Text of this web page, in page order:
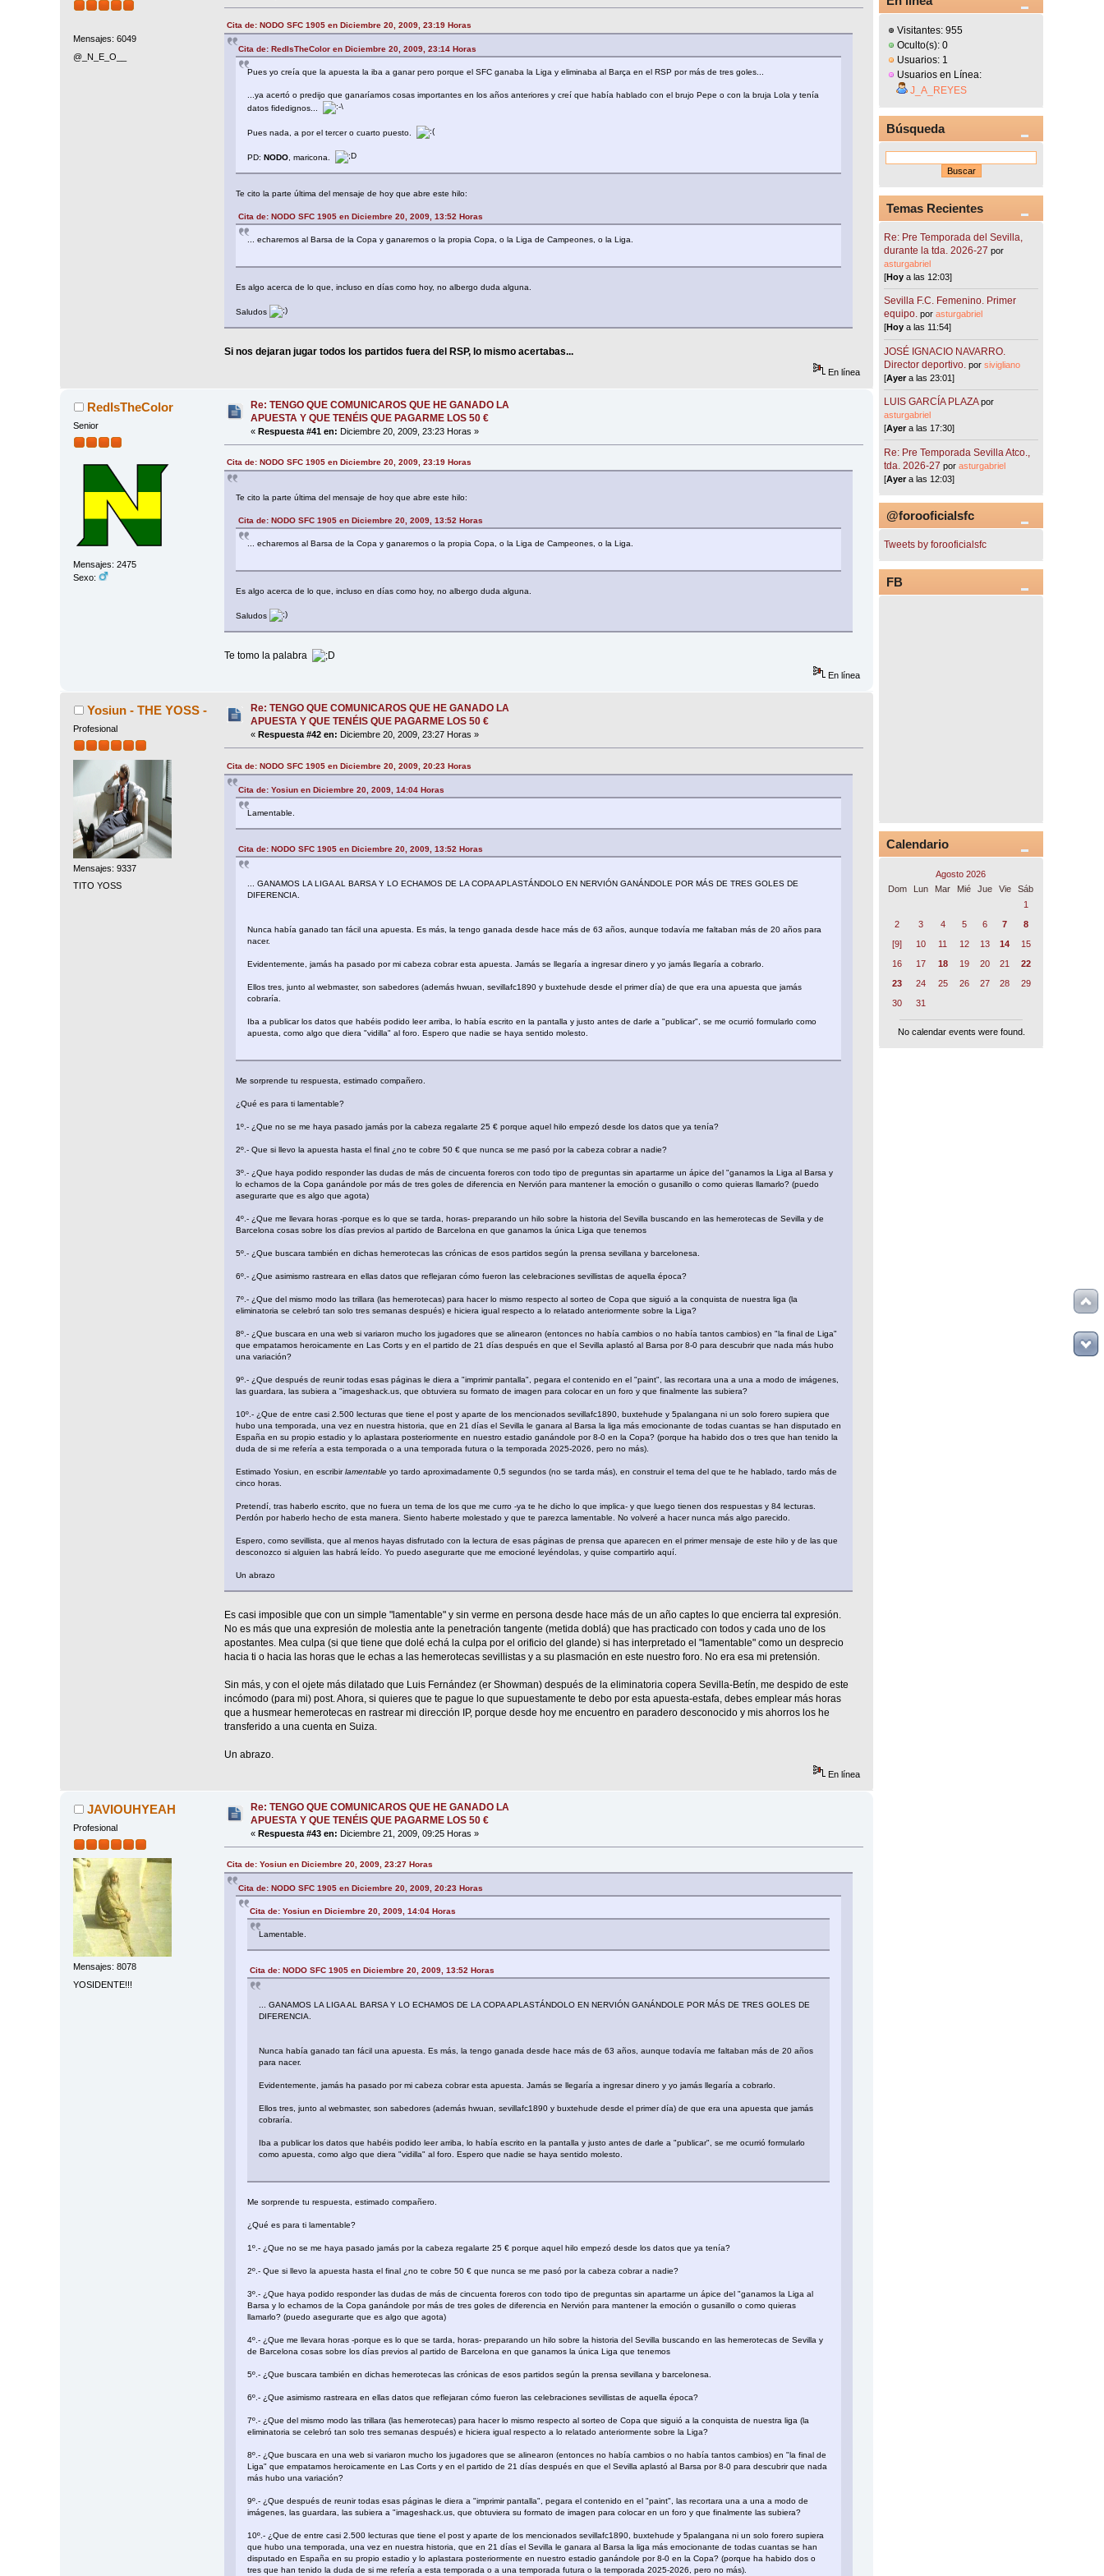
Mensajes: 6049
@_N_E_O__
Cita de: NODO SFC 1905 en Diciembre 20, 2009, 23:19 Horas
Cita de: RedIsTheColor en Diciembre 20, 2009, 23:14 Horas
Pues yo creía que la apuesta la iba a ganar pero porque el SFC ganaba la Liga y eliminaba al Barça en el RSP por más de tres goles...
...ya acertó o predijo que ganaríamos cosas importantes en los años anteriores y creí que había hablado con el brujo Pepe o con la bruja Lola y tenía
datos fidedignos...
Pues nada, a por el tercer o cuarto puesto.
PD: NODO, maricona.
Te cito la parte última del mensaje de hoy que abre este hilo:
Cita de: NODO SFC 1905 en Diciembre 20, 2009, 13:52 Horas
... echaremos al Barsa de la Copa y ganaremos o la propia Copa, o la Liga de Campeones, o la Liga.
Es algo acerca de lo que, incluso en días como hoy, no albergo duda alguna.
Saludos
Si nos dejaran jugar todos los partidos fuera del RSP, lo mismo acertabas...
En línea
RedIsTheColor
Senior
Mensajes: 2475
Sexo:
Re: TENGO QUE COMUNICAROS QUE HE GANADO LA
APUESTA Y QUE TENÉIS QUE PAGARME LOS 50 €
«Respuesta #41 en: Diciembre 20, 2009, 23:23 Horas »
Cita de: NODO SFC 1905 en Diciembre 20, 2009, 23:19 Horas
Te cito la parte última del mensaje de hoy que abre este hilo:
Cita de: NODO SFC 1905 en Diciembre 20, 2009, 13:52 Horas
... echaremos al Barsa de la Copa y ganaremos o la propia Copa, o la Liga de Campeones, o la Liga.
Es algo acerca de lo que, incluso en días como hoy, no albergo duda alguna.
Saludos
Te tomo la palabra
En línea
Yosiun - THE YOSS -
Profesional
Mensajes: 9337
TITO YOSS
Re: TENGO QUE COMUNICAROS QUE HE GANADO LA
APUESTA Y QUE TENÉIS QUE PAGARME LOS 50 €
« Respuesta #42 en: Diciembre 20, 2009, 23:27 Horas »
Cita de: NODO SFC 1905 en Diciembre 20, 2009, 20:23 Horas
Cita de: Yosiun en Diciembre 20, 2009, 14:04 Horas
Lamentable.
Cita de: NODO SFC 1905 en Diciembre 20, 2009, 13:52 Horas
... GANAMOS LA LIGA AL BARSA Y LO ECHAMOS DE LA COPA APLASTÁNDOLO EN NERVIÓN GANÁNDOLE POR MÁS DE TRES GOLES DE
DIFERENCIA.
Nunca había ganado tan fácil una apuesta. Es más, la tengo ganada desde hace más de 63 años, aunque todavía me faltaban más de 20 años para
nacer.
Evidentemente, jamás ha pasado por mi cabeza cobrar esta apuesta. Jamás se llegaría a ingresar dinero y yo jamás llegaría a cobrarlo.
Ellos tres, junto al webmaster, son sabedores (además hwuan, sevillafc1890 y buxtehude desde el primer día) de que era una apuesta que jamás
cobraría.
Iba a publicar los datos que habéis podido leer arriba, lo había escrito en la pantalla y justo antes de darle a "publicar", se me ocurrió formularlo como
apuesta, como algo que diera "vidilla" al foro. Espero que nadie se haya sentido molesto.
Me sorprende tu respuesta, estimado compañero.
¿Qué es para ti lamentable?
1º.- ¿Que no se me haya pasado jamás por la cabeza regalarte 25 € porque aquel hilo empezó desde los datos que ya tenía?
2º.- Que si llevo la apuesta hasta el final ¿no te cobre 50 € que nunca se me pasó por la cabeza cobrar a nadie?
3º.- ¿Que haya podido responder las dudas de más de cincuenta foreros con todo tipo de preguntas sin apartarme un ápice del "ganamos la Liga al Barsa y
lo echamos de la Copa ganándole por más de tres goles de diferencia en Nervión para mantener la emoción o gusanillo o como quieras llamarlo? (puedo
asegurarte que es algo que agota)
4º.- ¿Que me llevara horas -porque es lo que se tarda, horas- preparando un hilo sobre la historia del Sevilla buscando en las hemerotecas de Sevilla y de
Barcelona cosas sobre los días previos al partido de Barcelona en que ganamos la única Liga que tenemos
5º.- ¿Que buscara también en dichas hemerotecas las crónicas de esos partidos según la prensa sevillana y barcelonesa.
6º.- ¿Que asimismo rastreara en ellas datos que reflejaran cómo fueron las celebraciones sevillistas de aquella época?
7º.- ¿Que del mismo modo las trillara (las hemerotecas) para hacer lo mismo respecto al sorteo de Copa que siguió a la conquista de nuestra liga (la
eliminatoria se celebró tan solo tres semanas después) e hiciera igual respecto a lo relatado anteriormente sobre la Liga?
8º.- ¿Que buscara en una web si variaron mucho los jugadores que se alinearon (entonces no había cambios o no había tantos cambios) en "la final de Liga"
que empatamos heroicamente en Las Corts y en el partido de 21 días después en que el Sevilla aplastó al Barsa por 8-0 para descubrir que nada más hubo
una variación?
9º.- ¿Que después de reunir todas esas páginas le diera a "imprimir pantalla", pegara el contenido en el "paint", las recortara una a una a modo de imágenes,
las guardara, las subiera a "imageshack.us, que obtuviera su formato de imagen para colocar en un foro y que finalmente las subiera?
10º.- ¿Que de entre casi 2.500 lecturas que tiene el post y aparte de los mencionados sevillafc1890, buxtehude y 5palangana ni un solo forero supiera que
hubo una temporada, una vez en nuestra historia, que en 21 días el Sevilla le ganara al Barsa la liga más emocionante de todas cuantas se han disputado en
España en su propio estadio y lo aplastara posteriormente en nuestro estadio ganándole por 8-0 en la Copa? (porque ha habido dos o tres que han tenido la
duda de si me refería a esta temporada o a una temporada futura o la temporada 2025-2026, pero no más).
Estimado Yosiun, en escribirlamentableyo tardo aproximadamente 0,5 segundos (no se tarda más), en construir el tema del que te he hablado, tardo más de
cinco horas.
Pretendí, tras haberlo escrito, que no fuera un tema de los que me curro -ya te he dicho lo que implica- y que luego tienen dos respuestas y 84 lecturas.
Perdón por haberlo hecho de esta manera. Siento haberte molestado y que te parezca lamentable. No volveré a hacer nunca más algo parecido.
Espero, como sevillista, que al menos hayas disfrutado con la lectura de esas páginas de prensa que aparecen en el primer mensaje de este hilo y de las que
desconozco si alguien las habrá leído. Yo puedo asegurarte que me emocioné leyéndolas, y quise compartirlo aquí.
Un abrazo
Es casi imposible que con un simple "lamentable" y sin verme en persona desde hace más de un año captes lo que encierra tal expresión.
No es más que una expresión de molestia ante la penetración tangente (metida doblá) que has practicado con todos y cada uno de los
apostantes. Mea culpa (si que tiene que dolé echá la culpa por el orificio del glande) si has interpretado el "lamentable" como un desprecio
hacia ti o hacia las horas que le echas a las hemerotecas sevillistas y a su plasmación en este nuestro foro. No era esa mi pretensión.
Sin más, y con el ojete más dilatado que Luis Fernández (er Showman) después de la eliminatoria copera Sevilla-Betín, me despido de este
incómodo (para mi) post. Ahora, si quieres que te pague lo que supuestamente te debo por esta apuesta-estafa, debes emplear más horas
que a husmear hemerotecas en rastrear mi dirección IP, porque desde hoy me encuentro en paradero desconocido y mis ahorros los he
transferido a una cuenta en Suiza.
Un abrazo.
En línea
JAVIOUHYEAH
Profesional
Mensajes: 8078
YOSIDENTE!!!
Re: TENGO QUE COMUNICAROS QUE HE GANADO LA
APUESTA Y QUE TENÉIS QUE PAGARME LOS 50 €
«Respuesta #43 en: Diciembre 21, 2009, 09:25 Horas »
Cita de: Yosiun en Diciembre 20, 2009, 23:27 Horas
Cita de: NODO SFC 1905 en Diciembre 20, 2009, 20:23 Horas
Cita de: Yosiun en Diciembre 20, 2009, 14:04 Horas
Lamentable.
Cita de: NODO SFC 1905 en Diciembre 20, 2009, 13:52 Horas
... GANAMOS LA LIGA AL BARSA Y LO ECHAMOS DE LA COPA APLASTÁNDOLO EN NERVIÓN GANÁNDOLE POR MÁS DE TRES GOLES DE
DIFERENCIA.
Nunca había ganado tan fácil una apuesta. Es más, la tengo ganada desde hace más de 63 años, aunque todavía me faltaban más de 20 años
para nacer.
Evidentemente, jamás ha pasado por mi cabeza cobrar esta apuesta. Jamás se llegaría a ingresar dinero y yo jamás llegaría a cobrarlo.
Ellos tres, junto al webmaster, son sabedores (además hwuan, sevillafc1890 y buxtehude desde el primer día) de que era una apuesta que jamás
cobraría.
Iba a publicar los datos que habéis podido leer arriba, lo había escrito en la pantalla y justo antes de darle a "publicar", se me ocurrió formularlo
como apuesta, como algo que diera "vidilla" al foro. Espero que nadie se haya sentido molesto.
Me sorprende tu respuesta, estimado compañero.
¿Qué es para ti lamentable?
1º.- ¿Que no se me haya pasado jamás por la cabeza regalarte 25 € porque aquel hilo empezó desde los datos que ya tenía?
2º.- Que si llevo la apuesta hasta el final ¿no te cobre 50 € que nunca se me pasó por la cabeza cobrar a nadie?
3º.- ¿Que haya podido responder las dudas de más de cincuenta foreros con todo tipo de preguntas sin apartarme un ápice del "ganamos la Liga al
Barsa y lo echamos de la Copa ganándole por más de tres goles de diferencia en Nervión para mantener la emoción o gusanillo o como quieras
llamarlo? (puedo asegurarte que es algo que agota)
4º.- ¿Que me llevara horas -porque es lo que se tarda, horas- preparando un hilo sobre la historia del Sevilla buscando en las hemerotecas de Sevilla y
de Barcelona cosas sobre los días previos al partido de Barcelona en que ganamos la única Liga que tenemos
5º.- ¿Que buscara también en dichas hemerotecas las crónicas de esos partidos según la prensa sevillana y barcelonesa.
6º.- ¿Que asimismo rastreara en ellas datos que reflejaran cómo fueron las celebraciones sevillistas de aquella época?
7º.- ¿Que del mismo modo las trillara (las hemerotecas) para hacer lo mismo respecto al sorteo de Copa que siguió a la conquista de nuestra liga (la
eliminatoria se celebró tan solo tres semanas después) e hiciera igual respecto a lo relatado anteriormente sobre la Liga?
8º.- ¿Que buscara en una web si variaron mucho los jugadores que se alinearon (entonces no había cambios o no había tantos cambios) en "la final de
Liga" que empatamos heroicamente en Las Corts y en el partido de 21 días después en que el Sevilla aplastó al Barsa por 8-0 para descubrir que nada
más hubo una variación?
9º.- ¿Que después de reunir todas esas páginas le diera a "imprimir pantalla", pegara el contenido en el "paint", las recortara una a una a modo de
imágenes, las guardara, las subiera a "imageshack.us, que obtuviera su formato de imagen para colocar en un foro y que finalmente las subiera?
10º.- ¿Que de entre casi 2.500 lecturas que tiene el post y aparte de los mencionados sevillafc1890, buxtehude y 5palangana ni un solo forero supiera
que hubo una temporada, una vez en nuestra historia, que en 21 días el Sevilla le ganara al Barsa la liga más emocionante de todas cuantas se han
disputado en España en su propio estadio y lo aplastara posteriormente en nuestro estadio ganándole por 8-0 en la Copa? (porque ha habido dos o
tres que han tenido la duda de si me refería a esta temporada o a una temporada futura o la temporada 2025-2026, pero no más).
Visitantes: 955
Oculto(s): 0
Usuarios: 1
Usuarios en Línea:
J_A_REYES
Búsqueda
Temas Recientes
Re: Pre Temporada del Sevilla,
durante la tda. 2026-27 por
asturgabriel
[Hoy a las 12:03]
Sevilla F.C. Femenino. Primer
equipo. porasturgabriel
[Hoy a las 11:54]
JOSÉ IGNACIO NAVARRO.
Director deportivo. porsivigliano
[Ayera las 23:01]
LUIS GARCÍA PLAZA por
asturgabriel
[Ayera las 17:30]
Re: Pre Temporada Sevilla Atco.,
tda. 2026-27 porasturgabriel
[Ayera las 12:03]
@forooficialsfc
Tweets by forooficialsfc
FB
Calendario
Agosto 2026
Dom
Lun Mar Mié Jue Vie
Sáb
1
2
3 4 5 6 7
8
[9]
10 11 12 13 14
15
16
17 18 19 20 21
22
23
24 25 26 27 28
29
30
31
No calendar events were found.